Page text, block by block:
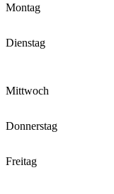
Montag
Dienstag
Mittwoch
Donnerstag
Freitag